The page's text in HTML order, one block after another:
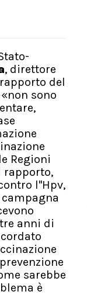
, direttore
del
sono
Regioni
rapporto,
l''Hpv,
anni di
sarebbe
è